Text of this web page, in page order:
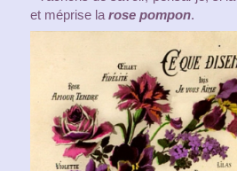
et méprise la rose pompon.